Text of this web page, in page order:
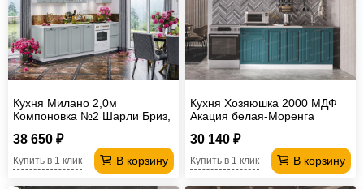
Кухня Милано 2,0м
Компоновка №2 Шарли Бриз,
38 650 ₽
В корзину
Купить в 1 клик
Кухня Хозяюшка 2000 МДФ
Акация белая-Моренга
30 140 ₽
В корзину
Купить в 1 клик